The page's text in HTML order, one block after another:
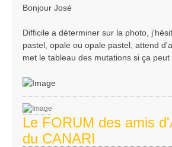
s
g
e
Bonjour José
Difficile a déterminer sur la photo,
pastel, opale ou opale pastel, attend
met le tableau des mutations si ça peut
Le FORUM des amis
du CANARI